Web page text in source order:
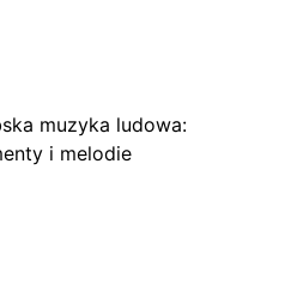
muzyka ludowa:
i melodie